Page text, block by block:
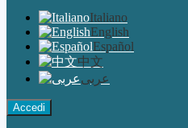
Italiano
English
Español
中文
عربى
Accedi